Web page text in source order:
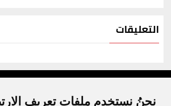
نحنُ نستخدم ملفات تعريف
التعليقات